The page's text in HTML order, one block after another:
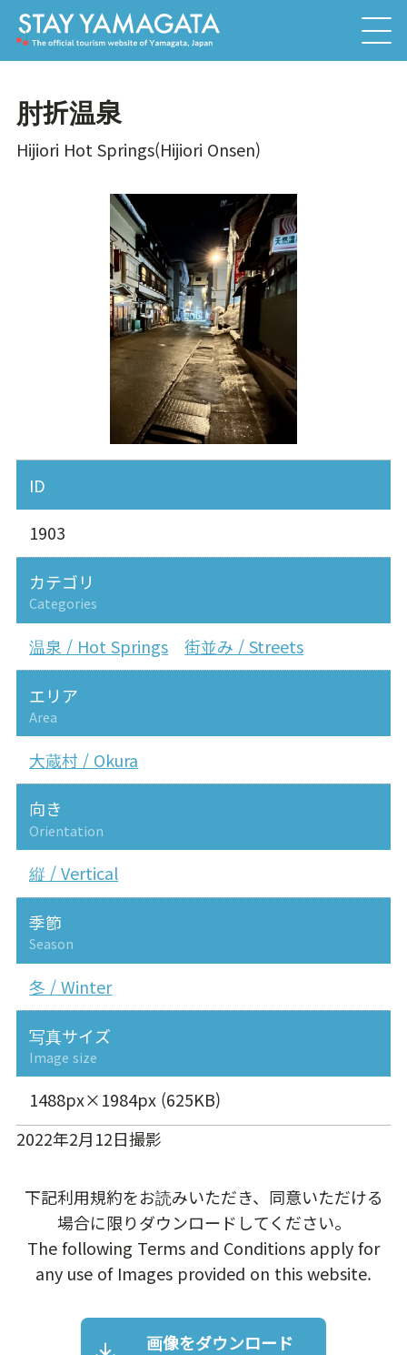
肘折温泉
Hijiori Hot Springs(Hijiori Onsen)
ID
1903
カテゴリ
Categories
温泉 / Hot Springs 街並み / Streets
エリア
Area
大蔵村 / Okura
向き
Orientation
縦 / Vertical
季節
Season
冬 / Winter
写真サイズ
Image size
1488px×1984px (625KB)
2022年2月12日撮影
下記利用規約をお読みいただき、同意いただける
場合に限りダウンロードしてください。
The following Terms and Conditions apply for
any use of Images provided on this website.
画像をダウンロード